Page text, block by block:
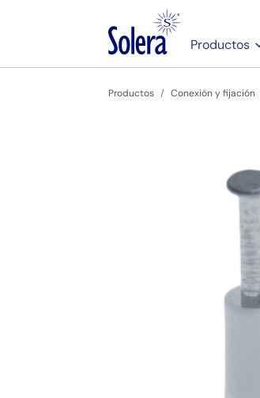
Productos
Productos Conexión y fijación